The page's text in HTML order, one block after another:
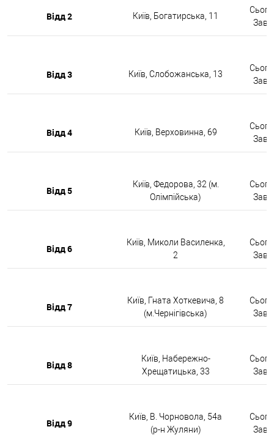
Відд 2 Київ, Богатирська, 11
Відд 3 Київ, Слобожанська, 13
Відд 4 Київ, Верховинна, 69
Відд 5
Київ, Федорова, 32 (м.
Олімпійська)
Відд 6
Київ, Миколи Василенка,
2
Відд 7
Київ, Гната Хоткевича, 8
(м.Чернігівська)
Відд 8
Київ, Набережно-
Хрещатицька, 33
Відд 9
Київ, В. Чорновола, 54а
(р-н Жуляни)